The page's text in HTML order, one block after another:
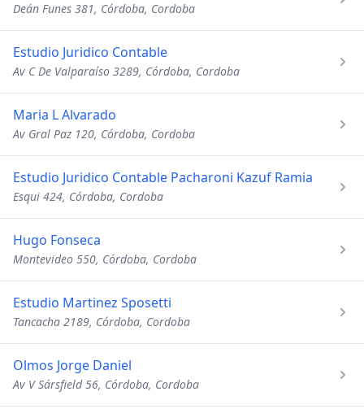
Deán Funes 381, Córdoba, Cordoba
Estudio Juridico Contable
Av C De Valparaíso 3289, Córdoba, Cordoba
Maria L Alvarado
Av Gral Paz 120, Córdoba, Cordoba
Estudio Juridico Contable Pacharoni Kazuf Ramia
Esqui 424, Córdoba, Cordoba
Hugo Fonseca
Montevideo 550, Córdoba, Cordoba
Estudio Martinez Sposetti
Tancacha 2189, Córdoba, Cordoba
Olmos Jorge Daniel
Av V Sársfield 56, Córdoba, Cordoba